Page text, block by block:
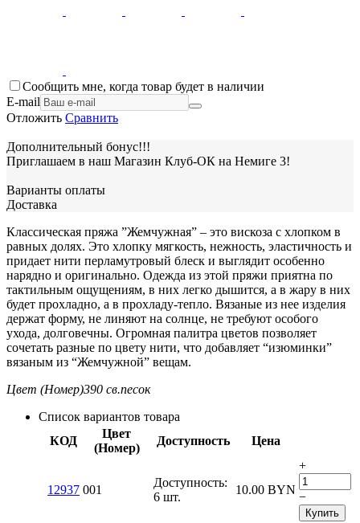
Сообщить мне, когда товар будет в наличии
E-mail
Отложить Сравнить
Дополнительный бонус!!!
Приглашаем в наш Магазин Клуб-ОК на Немиге 3!
Варианты оплаты
Доставка
Классическая пряжа ”Жемчужная” – это вискоза с хлопком в
равных долях. Это хлопку мягкость, нежность, эластичность и
придает нити перламутровый блеск и выглядит особенно
нарядно и оригинально. Одежда из этой пряжи приятна по
тактильным ощущениям, в них легко дышится, а в жару в них
будет прохладно, а в прохладу-тепло. Вязаные из нее изделия
держат форму, не линяют на солнце, не требуют особого
ухода, долговечны. Огромная палитра цветов позволяет
сочетать разные по цвету нити, что добавляет “изюминки”
вязаным из “Жемчужной” вещам.
Цвет (Номер)390 св.песок
Список вариантов товара
КОД
Цвет
(Номер)
Доступность Цена
12937 001
Доступность:
6 шт.
10.00 BYN
+
−
Купить